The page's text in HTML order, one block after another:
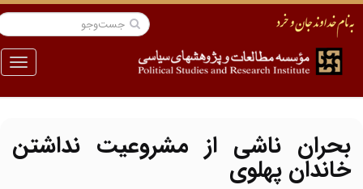
منو
بحران ناشی از مشروعیت نداشتن
خاندان پهلوی